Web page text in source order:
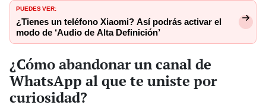
PUEDES VER:
¿Tienes un teléfono Xiaomi? Así podrás activar el
modo de ‘Audio de Alta Definición’
¿Cómo abandonar un canal de
WhatsApp al que te uniste por
curiosidad?